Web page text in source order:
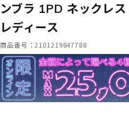
ンブラ 1PD ネックレ
レディース
商品番号：2101219847788